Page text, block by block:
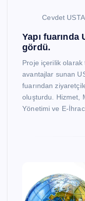
Cevdet USTA
Yapı
gördü.
Proje içerilik olarak
avantajlar sunan
fuarından
oluşturdu. Hizmet,
Yönetimi ve E-